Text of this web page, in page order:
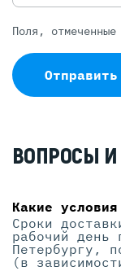
Поля,
Отправить
ВОПРОСЫ
Какие
Сроки
рабочий день
Петербургу,
(в